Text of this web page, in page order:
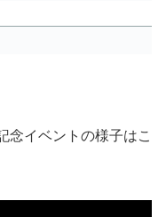
念イベントの様子はこ